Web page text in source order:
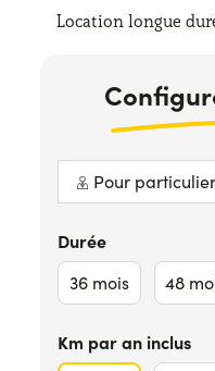
Location longue
Pour
Durée
36 mois 48
Km par an inclus